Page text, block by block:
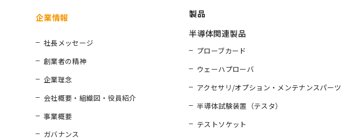
企業情報
社長メッセージ
創業者の精神
企業理念
会社概要・組織図・役員紹介
事業概要
ガバナンス
製品
半導体関連製品
プローブカード
ウェーハプローバ
アクセサリ/オプション・メンテナンスパーツ
半導体試験装置（テスタ）
テストソケット